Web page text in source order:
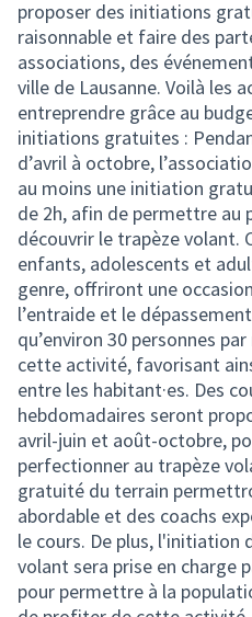
proposer des initiations
raisonnable et faire des
associations, des
ville de Lausanne. Voilà les
entreprendre grâce au
initiations gratuites :
d’avril à octobre,
au moins une initiation
de 2h, afin de permettre au
découvrir le trapèze volant.
enfants, adolescents et
genre, offriront une
l’entraide et le
qu’environ 30 personnes
cette activité, favorisant
entre les habitant·es. Des
hebdomadaires seront
avril-juin et août-octobre,
perfectionner au trapèze
gratuité du terrain
abordable et des coachs
le cours. De plus, l'initiation
volant sera prise en charge
pour permettre à la